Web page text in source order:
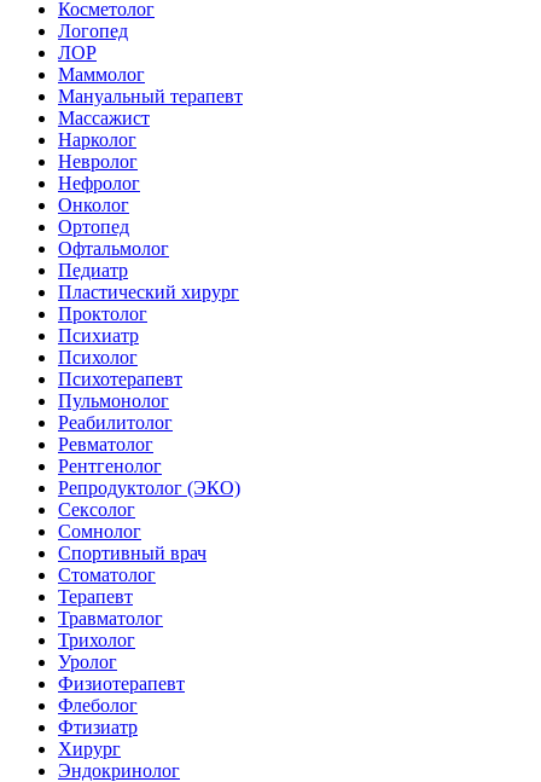
Косметолог
Логопед
ЛОР
Маммолог
Мануальный терапевт
Массажист
Нарколог
Невролог
Нефролог
Онколог
Ортопед
Офтальмолог
Педиатр
Пластический хирург
Проктолог
Психиатр
Психолог
Психотерапевт
Пульмонолог
Реабилитолог
Ревматолог
Рентгенолог
Репродуктолог (ЭКО)
Сексолог
Сомнолог
Спортивный врач
Стоматолог
Терапевт
Травматолог
Трихолог
Уролог
Физиотерапевт
Флеболог
Фтизиатр
Хирург
Эндокринолог